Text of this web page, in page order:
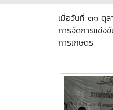
เมื่อวันที่ ๓๑ ตุ
การจัดการแข่ง
การเกษตร